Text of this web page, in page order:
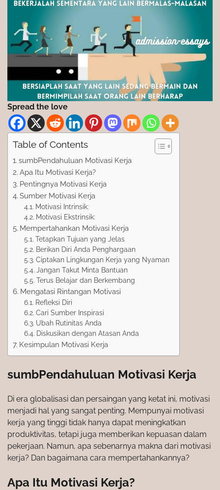
Spread the love
Table of Contents
sumbPendahuluan Motivasi Kerja
Apa Itu Motivasi Kerja?
Pentingnya Motivasi Kerja
Sumber Motivasi Kerja
Motivasi Intrinsik:
Motivasi Ekstrinsik:
Mempertahankan Motivasi Kerja
Tetapkan Tujuan yang Jelas
Berikan Diri Anda Penghargaan
Ciptakan Lingkungan Kerja yang Nyaman
Jangan Takut Minta Bantuan
Terus Belajar dan Berkembang
Mengatasi Rintangan Motivasi
Refleksi Diri
Cari Sumber Inspirasi
Ubah Rutinitas Anda
Diskusikan dengan Atasan Anda
Kesimpulan Motivasi Kerja
sumbPendahuluan Motivasi Kerja
Di era globalisasi dan persaingan yang ketat ini, motivasi
menjadi hal yang sangat penting. Mempunyai motivasi
kerja yang tinggi tidak hanya dapat meningkatkan
produktivitas, tetapi juga memberikan kepuasan dalam
pekerjaan. Namun, apa sebenarnya makna dari motivasi
kerja? Dan bagaimana cara mempertahankannya?
Apa Itu Motivasi Kerja?